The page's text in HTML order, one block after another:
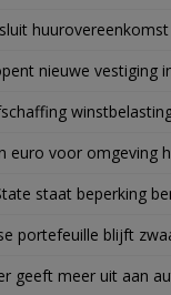
nieuwe vestiging
euro voor omgeving
staat beperking
portefeuille blijft
geeft meer uit aan